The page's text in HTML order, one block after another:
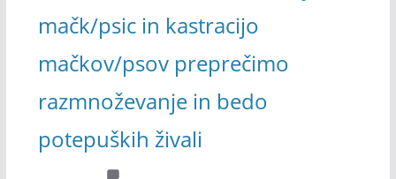
mačk/psic in kastracijo
mačkov/psov preprečimo
razmnoževanje in bedo
potepuških živali